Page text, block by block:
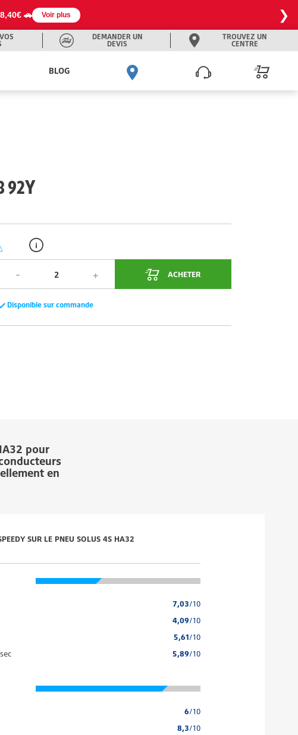
🚗 Voir plus ❯
TROUVEZ UN
CENTRE
DEMANDER UN
DEVIS
BLOG
92Y
ACHETER
Disponible sur commande
pour
en
SUR LE PNEU SOLUS 4S HA32
7,03/10
4,09/10
5,61/10
5,89/10
6/10
8,3/10